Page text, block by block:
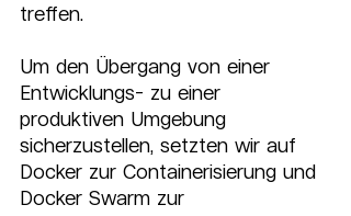
treffen.
Um den Übergang von einer
Entwicklungs- zu einer
produktiven Umgebung
sicherzustellen, setzten wir auf
Docker zur Containerisierung und
Docker Swarm zur